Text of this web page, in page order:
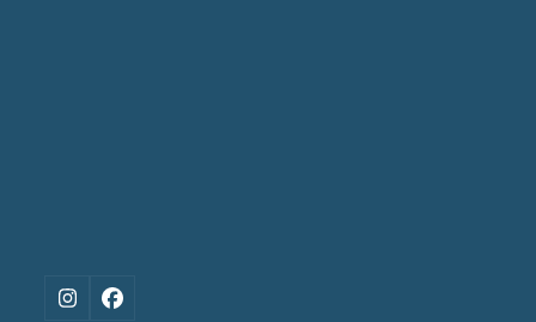
Instagram
Facebook